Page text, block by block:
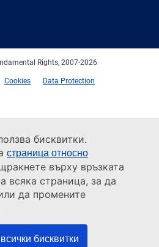
бисквитки.
страница относно
върху връзката
всяка страница, за да
да промените
бисквитки
Rights, 2007-2026
Cookies
Data Protection